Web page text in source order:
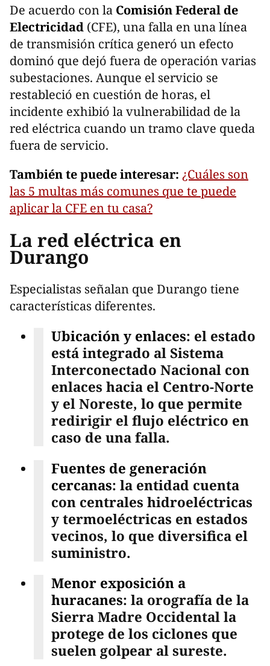
De acuerdo con la Comisión Federal de
Electricidad (CFE), una falla en una línea
de transmisión crítica generó un efecto
dominó que dejó fuera de operación varias
subestaciones. Aunque el servicio se
restableció en cuestión de horas, el
incidente exhibió la vulnerabilidad de la
red eléctrica cuando un tramo clave queda
fuera de servicio.
También te puede interesar: ¿Cuáles son
las 5 multas más comunes que te puede
aplicar la CFE en tu casa?
La red eléctrica en
Durango
Especialistas señalan que Durango tiene
características diferentes.
Ubicación y enlaces: el estado
está integrado al Sistema
Interconectado Nacional con
enlaces hacia el Centro-Norte
y el Noreste, lo que permite
redirigir el flujo eléctrico en
caso de una falla.
Fuentes de generación
cercanas: la entidad cuenta
con centrales hidroeléctricas
y termoeléctricas en estados
vecinos, lo que diversifica el
suministro.
Menor exposición a
huracanes: la orografía de la
Sierra Madre Occidental la
protege de los ciclones que
suelen golpear al sureste.